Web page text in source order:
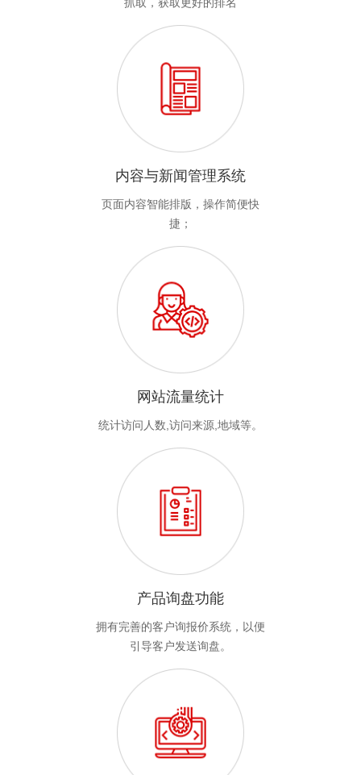
抓取，获取更好的排名
内容与新闻管理系统
页面内容智能排版，操作简便快
捷；
网站流量统计
统计访问人数,访问来源,地域等。
产品询盘功能
拥有完善的客户询报价系统，以便
引导客户发送询盘。